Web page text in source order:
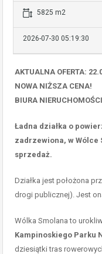
5825 m2
2026-07-30 05:19:30
AKTUALNA OFERTA:
NOWA NIŻSZA CENA!
BIURA
Ładna działka o
zadrzewiona, w Wólce
sprzedaż.
Działka jest położona
drogi publicznej). Jest
Wólka Smolana to
Kampinoskiego Parku
dziesiątki tras